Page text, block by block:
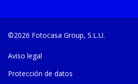
©2026 Fotocasa Group, S.L.U.
Aviso legal
Protección de datos